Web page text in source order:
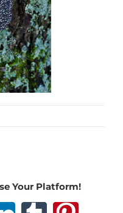
Your Platform!